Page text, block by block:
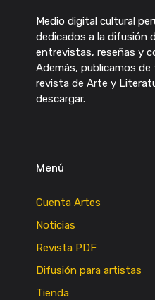
Medio digital cultural
dedicados a la difusión
entrevistas, reseñas y
Además, publicamos
revista de Arte y
descargar.
Menú
Cuenta Artes
Noticias
Revista PDF
Difusión para artistas
Tienda